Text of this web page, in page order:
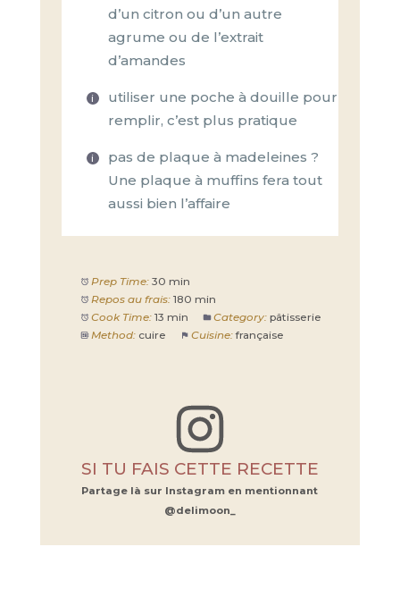
d’un citron ou d’un autre
agrume ou de l’extrait
d’amandes
utiliser une poche à douille pour
remplir, c’est plus pratique
pas de plaque à madeleines ?
Une plaque à muffins fera tout
aussi bien l’affaire
Prep Time: 30 min
Repos au frais: 180 min
Cook Time: 13 min Category: pâtisserie
Method: cuire Cuisine: française
SI TU FAIS CETTE RECETTE
Partage là sur Instagram en mentionnant
@delimoon_